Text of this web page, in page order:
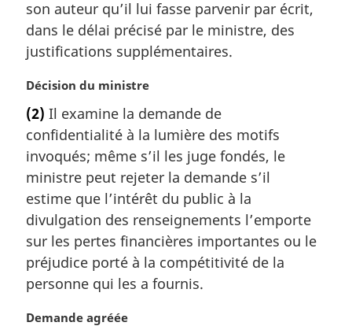
g
i
a
l
e
:
son auteur qu’il lui fasse parvenir par écrit,
dans le délai précisé par le ministre, des
justifications supplémentaires.
N
t
e
m
a
g
i
n
a
l
e
:
Décision du ministre
(2) Il examine la demande de
confidentialité à la lumière des motifs
invoqués; même s’il les juge fondés, le
ministre peut rejeter la demande s’il
estime que l’intérêt du public à la
divulgation des renseignements l’emporte
sur les pertes financières importantes ou le
préjudice porté à la compétitivité de la
personne qui les a fournis.
N
Demande agréée